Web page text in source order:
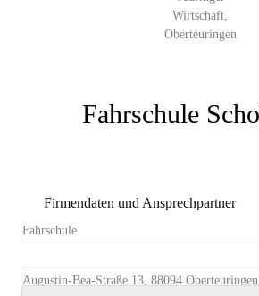
Fahrschule
Firmendaten und Ansprechpartner
Fahrschule
Augustin-Bea-Straße 13, 88094